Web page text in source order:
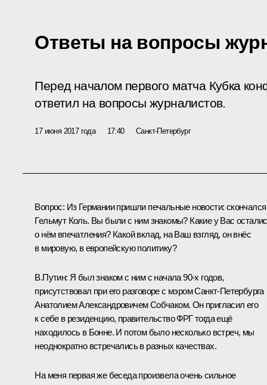
Ответы на вопросы
Перед началом первого матча Кубка
ответил на вопросы журналистов.
17 июня 2017 года 17:40 Санкт-Петербург
Вопрос: Из Германии пришли печальные новости: скончался
Гельмут Коль. Вы были с ним знакомы? Какие у Вас
о нём впечатления? Какой вклад, на Ваш взгляд, он внёс
в мировую, в европейскую политику?
В.Путин: Я был знаком с ним с начала 90‑х годов,
присутствовал при его разговоре с мэром Санкт-Петербурга
Анатолием Александровичем Собчаком. Он пригласил его
к себе в резиденцию, правительство ФРГ тогда ещё
находилось в Бонне. И потом было несколько встреч, мы
неоднократно встречались в разных качествах.
На меня первая же беседа произвела очень сильное